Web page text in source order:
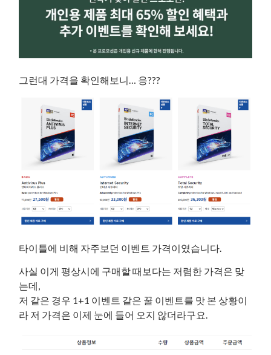
그런대 가격을 확인해보니… 응???
타이틀에 비해 자주보던 이벤트 가격이였습니다.
사실 이게 평상시에 구매할 때보다는 저렴한 가격은 맞
는데,
저 같은 경우 1+1 이벤트 같은 꿀 이벤트를 맛 본 상황이
라 저 가격은 이제 눈에 들어 오지 않더라구요.